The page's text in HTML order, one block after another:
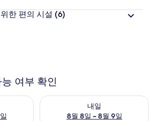
한 편의 시설 (6)
여부 확인
인, 8월 7일 ~ 8월 8일
내일
8월 8일 ~ 8월 9일
내일 예약 가능 여부 확인, 8월